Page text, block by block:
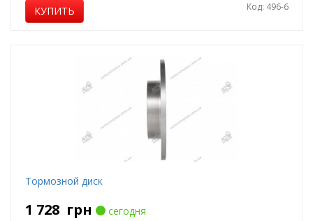
КУПИТЬ Код: 496-6
Тормозной диск
1 728 грн
сегодня